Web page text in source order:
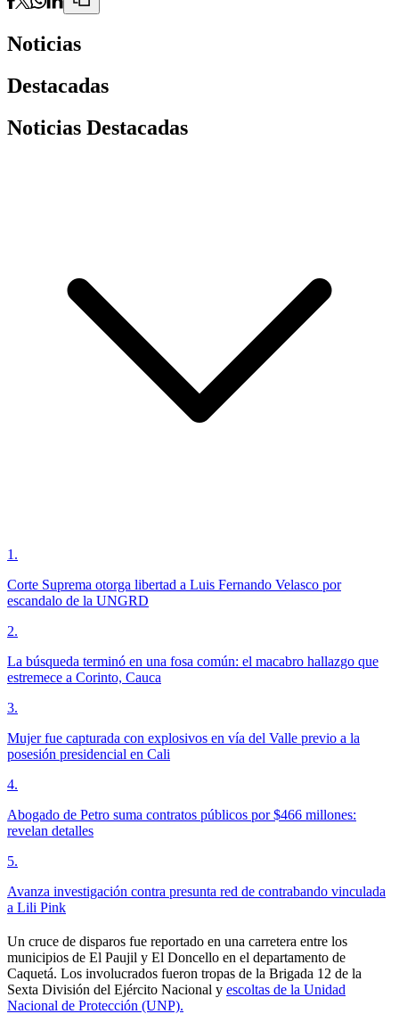
Noticias
Destacadas
Noticias Destacadas
1 .
Corte Suprema otorga libertad a Luis Fernando Velasco por
escandalo de la UNGRD
2.
La búsqueda terminó en una fosa común: el macabro hallazgo que
estremece a Corinto, Cauca
3.
Mujer fue capturada con explosivos en vía del Valle previo a la
posesión presidencial en Cali
4.
Abogado de Petro suma contratos públicos por $466 millones:
revelan detalles
5.
Avanza investigación contra presunta red de contrabando vinculada
a Lili Pink
Un cruce de disparos fue reportado en una carretera entre los
municipios de El Paujil y El Doncello en el departamento de
Caquetá. Los involucrados fueron tropas de la Brigada 12 de la
Sexta División del Ejército Nacional y escoltas de la Unidad
Nacional de Protección (UNP).